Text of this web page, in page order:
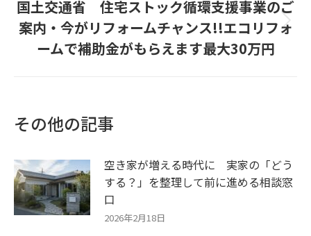
Next
post:
国土交通省 住宅ストック循環支援事業のご
案内・今がリフォームチャンス!!エコリフォ
ームで補助金がもらえます最大30万円
その他の記事
空き家が増える時代に 実家の「どう
する？」を整理して前に進める相談窓
口
2026年2月18日